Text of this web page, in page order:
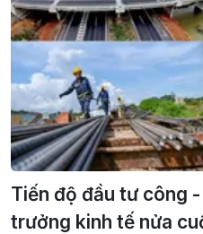
Tiến độ đầu tư công
trưởng kinh tế nửa